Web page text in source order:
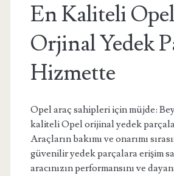
En Kaliteli Opel
Orjinal Yedek
Hizmette
Opel araç sahipleri için müjde:
kaliteli Opel orijinal yedek
Araçların bakımı ve onarımı
güvenilir yedek parçalara erişim
aracınızın performansını ve